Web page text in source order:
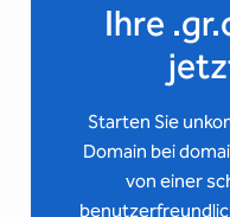
Ihre
Starten Sie
Domain bei
von einer